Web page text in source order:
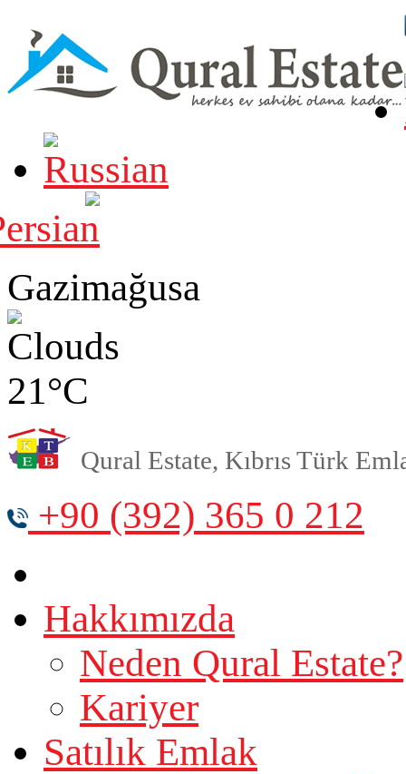
Gazimağusa
21°C
Qural Estate, Kıbrıs Türk
+90 (392) 365 0 212
Hakkımızda
Neden Qural Estate?
Kariyer
Satılık Emlak